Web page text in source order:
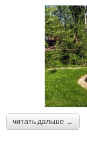
читать дальше →